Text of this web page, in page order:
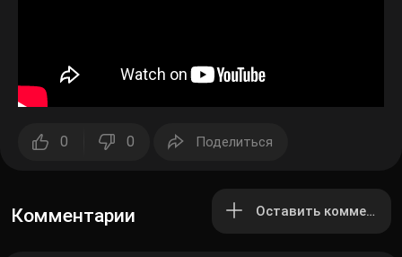
0 0 Поделиться
Комментарии Оставить